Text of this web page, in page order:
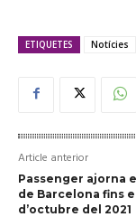
ETIQUETES Notícies
Article anterior
Passenger ajorna
de Barcelona fins
d’octubre del 2021